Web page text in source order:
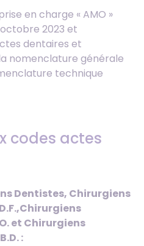
en charge « AMO »
2023 et
dentaires et
nomenclature générale
technique
codes actes
Dentistes, Chirurgiens
et Chirurgiens
: